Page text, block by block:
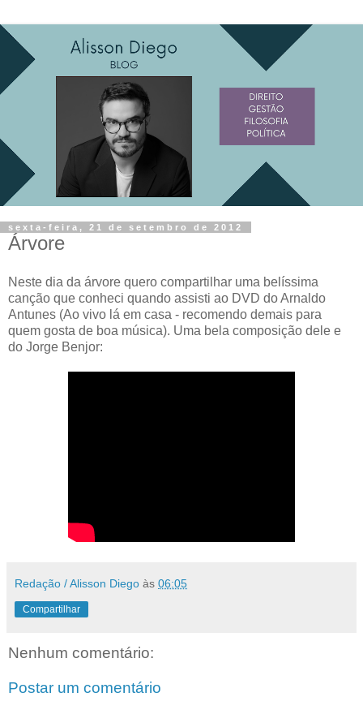
sexta-feira, 21 de setembro de 2012
Árvore
Neste dia da árvore quero compartilhar uma belíssima
canção que conheci quando assisti ao DVD do Arnaldo
Antunes (Ao vivo lá em casa - recomendo demais para
quem gosta de boa música). Uma bela composição dele e
do Jorge Benjor:
Redação / Alisson Diego às 06:05
Compartilhar
Nenhum comentário:
Postar um comentário